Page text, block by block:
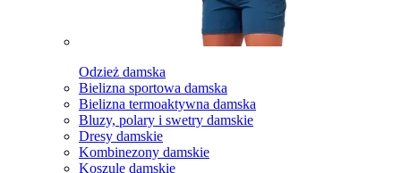
Odzież damska
Bielizna sportowa damska
Bielizna termoaktywna damska
Bluzy, polary i swetry damskie
Dresy damskie
Kombinezony damskie
Koszule damskie